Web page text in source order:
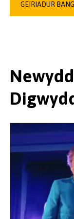
GEIRIADUR